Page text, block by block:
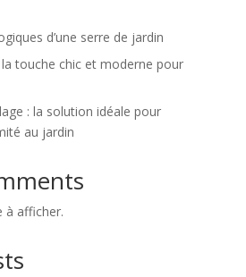
d’une serre de jardin
touche chic et moderne pour
: la solution idéale pour
au jardin
à afficher.